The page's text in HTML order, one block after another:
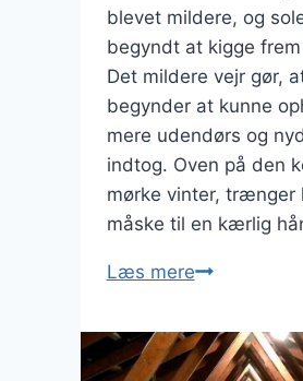
blevet mildere, og
begyndt at kigge
Det mildere vejr gør,
begynder at kunne
mere udendørs og
indtog. Oven på den
mørke vinter, trænger
måske til en kærlig
Læs mereGør
klar
til